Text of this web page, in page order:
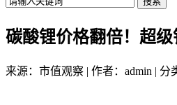
碳酸锂价格翻倍！超级
来源：市值观察 | 作者：admin | 分